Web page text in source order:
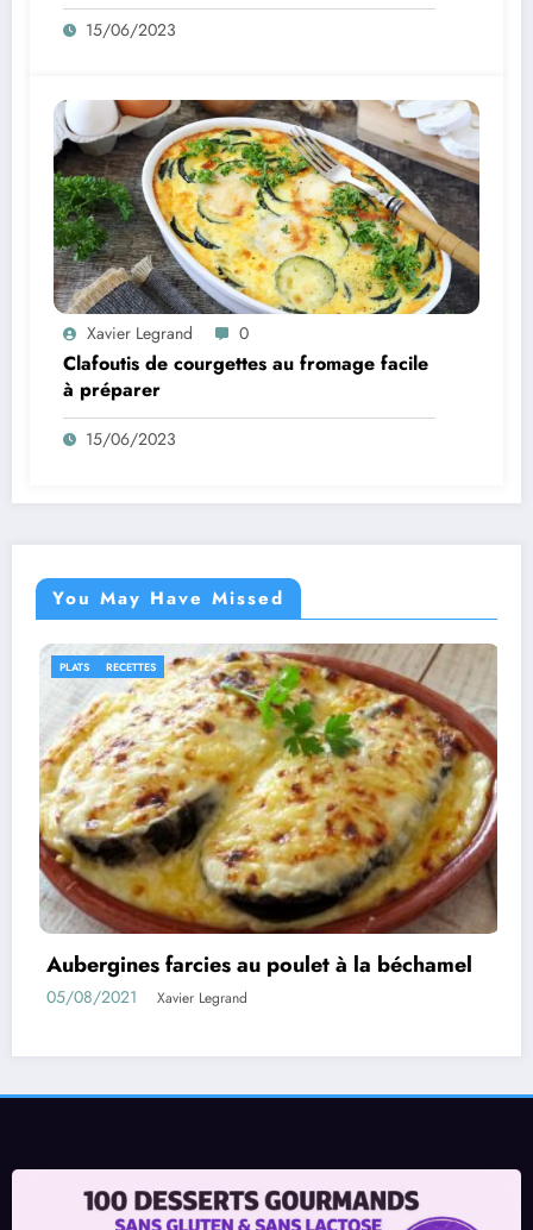
15/06/2023
Xavier Legrand 0
Clafoutis de courgettes au fromage facile
à préparer
15/06/2023
You May Have Missed
à la béchamel
IDÉES RECETTES RECETTES
Rouleaux d’aubergines